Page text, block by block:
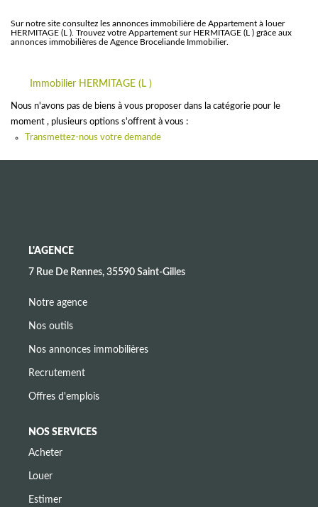
CALCULETTES
CONTACT
Sur notre site consultez les annonces immobilière de Appartement à louer
HERMITAGE (L ). Trouvez votre Appartement sur HERMITAGE (L ) grâce aux
annonces immobilières de Agence Broceliande Immobilier.
Immobilier HERMITAGE (L )
Nous n'avons pas de biens à vous proposer dans la catégorie pour le
moment , plusieurs options s'offrent à vous :
Transmettez-nous votre demande
L'AGENCE
7 Rue De Rennes, 35590 Saint-Gilles
Notre agence
Nos outils
Nos annonces immobilières
Recrutement
Offres d'emplois
NOS SERVICES
Acheter
Louer
Estimer